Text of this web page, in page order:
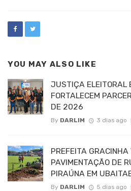
YOU MAY ALSO LIKE
JUSTIÇA ELEITORAL
FORTALECEM
DE 2026
By DARLIM 3 dias ago
PREFEITA
PAVIMENTAÇÃO DE
PIRAÚNA EM
By DARLIM 5 dias ago